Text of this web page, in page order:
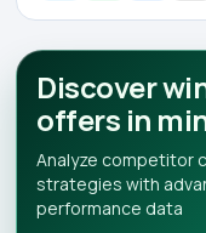
Discover
offers in
Analyze competitor
strategies with
performance data